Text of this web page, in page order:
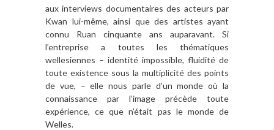
aux interviews documentaires des acteurs par
Kwan lui-même, ainsi que des artistes ayant
connu Ruan cinquante ans auparavant. Si
l’entreprise a toutes les thématiques
wellesiennes – identité impossible, fluidité de
toute existence sous la multiplicité des points
de vue, – elle nous parle d’un monde où la
connaissance par l’image précède toute
expérience, ce que n’était pas le monde de
Welles.